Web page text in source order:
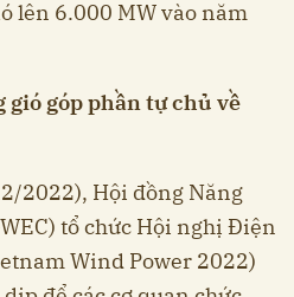
lên 6.000 MW vào năm
góp phần tự chủ về
2022), Hội đồng Năng
tổ chức Hội nghị Điện
Wind Power 2022)